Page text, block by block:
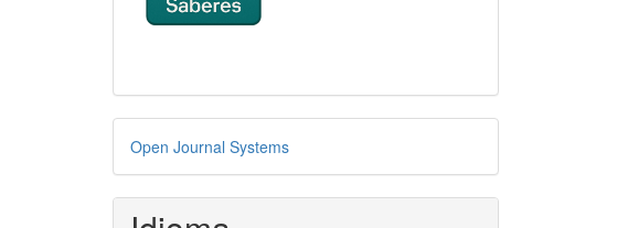
Desarrollado
por
Open Journal Systems